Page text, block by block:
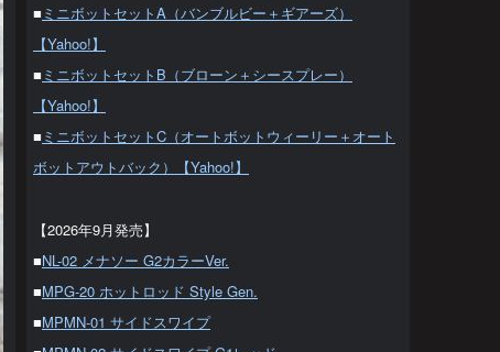
■ ミニボットセットA（バンブルビー＋ギアーズ）
【Yahoo!】
■ ミニボットセットB（ブローン＋シースプレー）
【Yahoo!】
■ ミニボットセットC（オートボットウィーリー＋オート
ボットアウトバック）【Yahoo!】
【2026年9月発売】
■NL-02 メナソー G2カラーVer.
■MPG-20 ホットロッド Style Gen.
■MPMN-01 サイドスワイプ